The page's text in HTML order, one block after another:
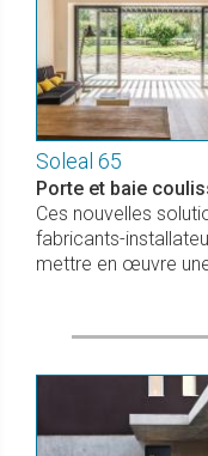
Soleal 65
Porte et baie
Ces nouvelles
fabricants-
mettre en œuvre